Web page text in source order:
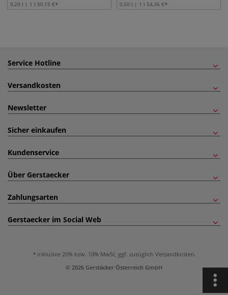
0,20 l | 1 l 50,15 € 0,50 l | 1 l 54,36 €
Service Hotline
Versandkosten
Newsletter
Sicher einkaufen
Kundenservice
Über Gerstaecker
Zahlungsarten
Gerstaecker im Social Web
inklusive 20% bzw. 10% MwSt, ggf. zuzüglich Versandkosten.
© 2026 Gerstäcker Österreich GmbH